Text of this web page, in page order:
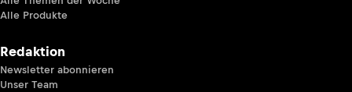
Alle Produkte
Redaktion
Newsletter abonnieren
Unser Team